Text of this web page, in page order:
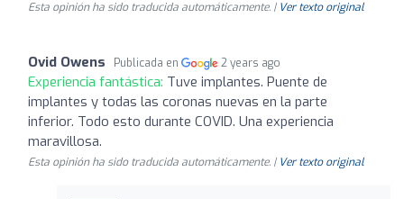
Esta opinión ha sido traducida automáticamente. | Ver texto original
Ovid Owens Publicada en 2 years ago
Experiencia fantástica: Tuve implantes. Puente de
implantes y todas las coronas nuevas en la parte
inferior. Todo esto durante COVID. Una experiencia
maravillosa.
Esta opinión ha sido traducida automáticamente. | Ver texto original